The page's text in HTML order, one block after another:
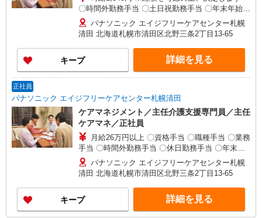
〇時間外勤務手当 〇土日祝勤務手当 〇年末年始勤
務手当パナソニック エイジフリーケアセンター札幌
清田 北海道札幌市清田区北野三条2丁目13-65
キープ 詳細を見る
正社員
パナソニック エイジフリーケアセンター札幌清田
ケアマネジメント／主任介護支援専門員／主任
ケアマネ／正社員
月給26万円以上 〇資格手当 〇職種手当 〇業務
手当 〇時間外勤務手当 〇休日勤務手当 〇年末年
始勤務手当
パナソニック エイジフリーケアセンター札幌
清田 北海道札幌市清田区北野三条2丁目13-65
キープ 詳細を見る